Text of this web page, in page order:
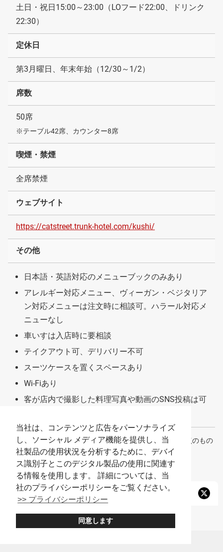
当社は、コンテンツと広告をパーソナライズ
し、ソーシャル メディア機能を提供し、当
社製品の使用状況を分析するために、デバイ
ス識別子とこのデジタル製品の使用に関連す
る情報を使用します。 詳細については、当
社のプライバシーポリシーをご覧ください。
>> プライバシーポリシー
同意します
土日・祝日15:00～23:00（LOフード22:00、ドリンク
22:30）
定休日
第3月曜日、年末年始（12/30～1/2）
席数
50席
※テーブル42席、カウンター8席
喫煙・禁煙
全席禁煙
ウェブサイト
https://catstreet.trunk-hotel.com/kushi/
その他
日本語・英語対応のメニューブックのみあり
アレルギー対応メニュー、ヴィーガン・ベジタリア
ン対応メニューは注文時に相談可。ハラール対応メ
ニューなし
車いすは入店時に要相談
テイクアウト可、デリバリー不可
スーツケースを置くスペースあり
Wi-Fiあり
客が店内で撮影した料理写真や動画のSNS投稿は可
※メニューの内容や料金、店舗情報などは2024年12月時点のもの
です。